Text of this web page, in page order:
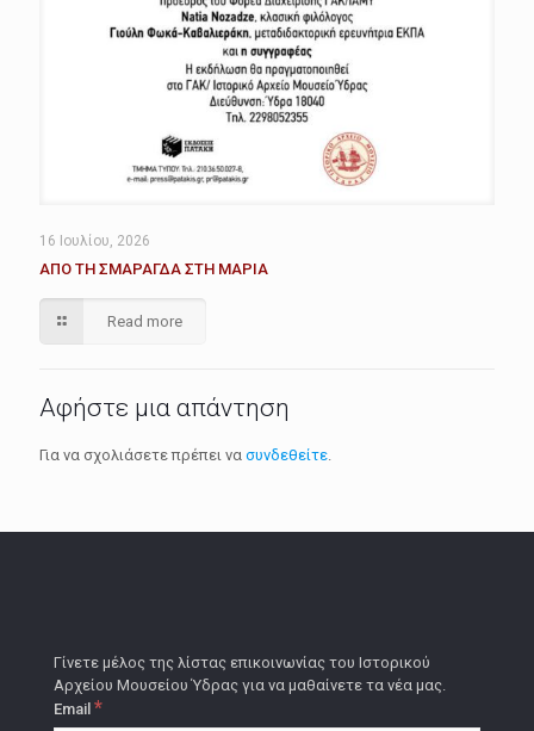
16 Ιουλίου, 2026
ΑΠΟ ΤΗ ΣΜΑΡΑΓΔΑ ΣΤΗ ΜΑΡΙΑ
Read more
Αφήστε μια απάντηση
Για να σχολιάσετε πρέπει να συνδεθείτε.
Γίνετε μέλος της λίστας επικοινωνίας του Ιστορικού
Αρχείου Μουσείου Ύδρας για να μαθαίνετε τα νέα μας.
Email *